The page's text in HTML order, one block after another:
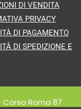
DI VENDITA
PRIVACY
DI PAGAMENTO
DI SPEDIZIONE E
Corso Roma 87